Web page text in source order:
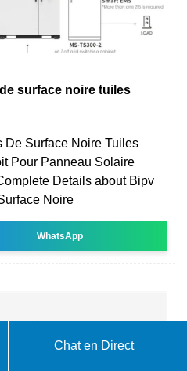
surface noire tuiles
De Surface Noire Tuiles
Pour Panneau Solaire
Details about Bipv
Noire
WhatsApp
Chat en Direct